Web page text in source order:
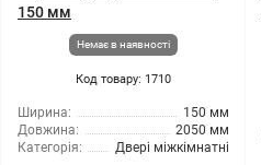
150 мм
Немає в наявності
Код товару: 1710
Ширина:
150 мм
Довжина:
2050 мм
Категорія:
Двері міжкімнатні